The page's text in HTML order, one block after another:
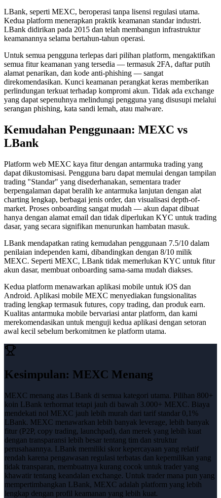
LBank, seperti MEXC, beroperasi tanpa lisensi regulasi utama.
Kedua platform menerapkan praktik keamanan standar industri.
LBank didirikan pada 2015 dan telah membangun infrastruktur
keamanannya selama bertahun-tahun operasi.
Untuk semua pengguna terlepas dari pilihan platform, mengaktifkan
semua fitur keamanan yang tersedia — termasuk 2FA, daftar putih
alamat penarikan, dan kode anti-phishing — sangat
direkomendasikan. Kunci keamanan perangkat keras memberikan
perlindungan terkuat terhadap kompromi akun. Tidak ada exchange
yang dapat sepenuhnya melindungi pengguna yang disusupi melalui
serangan phishing, kata sandi lemah, atau malware.
Kemudahan Penggunaan: MEXC vs
LBank
Platform web MEXC kaya fitur dengan antarmuka trading yang
dapat dikustomisasi. Pengguna baru dapat memulai dengan tampilan
trading "Standar" yang disederhanakan, sementara trader
berpengalaman dapat beralih ke antarmuka lanjutan dengan alat
charting lengkap, berbagai jenis order, dan visualisasi depth-of-
market. Proses onboarding sangat mudah — akun dapat dibuat
hanya dengan alamat email dan tidak diperlukan KYC untuk trading
dasar, yang secara signifikan menurunkan hambatan masuk.
LBank mendapatkan rating kemudahan penggunaan 7.5/10 dalam
penilaian independen kami, dibandingkan dengan 8/10 milik
MEXC. Seperti MEXC, LBank tidak memerlukan KYC untuk fitur
akun dasar, membuat onboarding sama-sama mudah diakses.
Kedua platform menawarkan aplikasi mobile untuk iOS dan
Android. Aplikasi mobile MEXC menyediakan fungsionalitas
trading lengkap termasuk futures, copy trading, dan produk earn.
Kualitas antarmuka mobile bervariasi antar platform, dan kami
merekomendasikan untuk menguji kedua aplikasi dengan setoran
awal kecil sebelum berkomitmen ke platform utama.
Kesimpulan: MEXC Menang
MEXC menang atas LBank di semua kategori utama. Pilihan 800+
koin LBank terhormat tetapi jauh di bawah 3.000+ MEXC. Biaya
mendekati nol MEXC jauh lebih murah dari tarif standar 0,1%
LBank. MEXC menawarkan lebih banyak leverage, lebih banyak
fitur (P2P, copy trading, launchpad), dan merek yang lebih kuat
dengan transparansi lebih besar tentang tim dan struktur
perusahaannya. LBank memiliki skor kepercayaan yang relatif
rendah karena pengawasan regulasi terbatas dan kepemilikan yang
tidak transparan, membuatnya kurang cocok untuk trader yang
khawatir tentang keandalan exchange. Untuk trader mana pun yang
mempertimbangkan LBank, MEXC adalah platform yang lebih
lengkap dengan profil keamanan yang lebih kuat.